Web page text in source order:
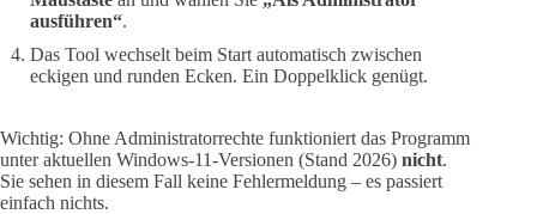
ausführen“.
Das Tool wechselt beim Start automatisch zwischen
eckigen und runden Ecken. Ein Doppelklick genügt.
Wichtig: Ohne Administratorrechte funktioniert das Programm
unter aktuellen Windows-11-Versionen (Stand 2026) nicht.
Sie sehen in diesem Fall keine Fehlermeldung – es passiert
einfach nichts.